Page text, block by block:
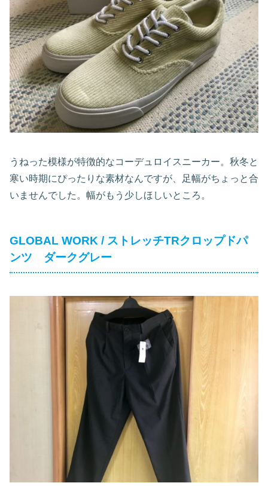
うねった模様が特徴的なコーデュロイスニーカー。秋冬と
寒い時期にぴったりな素材なんですが、足幅がちょっと合
いませんでした。幅がもう少しほしいところ。
GLOBAL WORK / ストレッチTRクロップドパ
ンツ ダークグレー